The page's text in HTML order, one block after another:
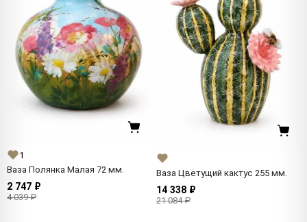
1
Ваза Полянка Малая 72 мм.
2 747 ₽
4 039 ₽
Ваза Цветущий кактус 255 мм.
14 338 ₽
21 084 ₽